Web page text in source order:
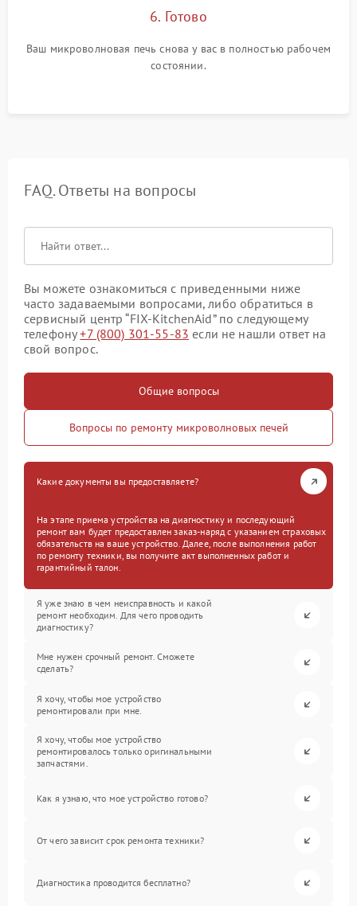
6. Готово
Ваш микроволновая печь снова у вас в полностью рабочем
состоянии.
FAQ. Ответы на вопросы
Вы можете ознакомиться с приведенными ниже
часто задаваемыми вопросами, либо обратиться в
сервисный центр “FIX-KitchenAid” по следующему
телефону+7 (800) 301-55-83 если не нашли ответ на
свой вопрос.
Общие вопросы
Вопросы по ремонту микроволновых печей
Какие документы вы предоставляете?
На этапе приема устройства на диагностику и последующий
ремонт вам будет предоставлен заказ-наряд с указанием страховых
обязательств на ваше устройство. Далее, после выполнения работ
по ремонту техники, вы получите акт выполненных работ и
гарантийный талон.
Я уже знаю в чем неисправность и какой
ремонт необходим. Для чего проводить
диагностику?
Мне нужен срочный ремонт. Сможете
сделать?
Я хочу, чтобы мое устройство
ремонтировали при мне.
Я хочу, чтобы мое устройство
ремонтировалось только оригинальными
запчастями.
Как я узнаю, что мое устройство готово?
От чего зависит срок ремонта техники?
Диагностика проводится бесплатно?